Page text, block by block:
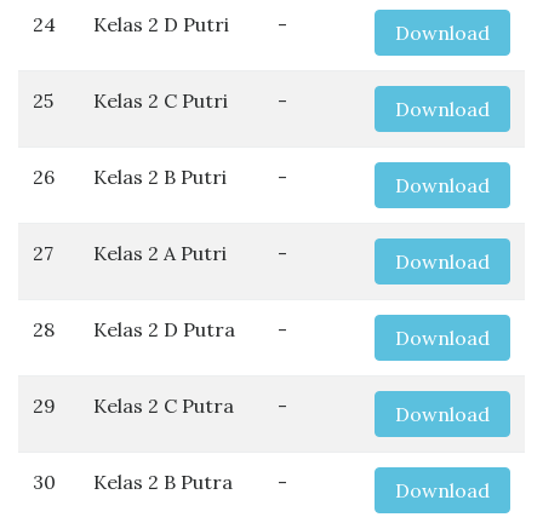
24 Kelas 2 D Putri - Download
25 Kelas 2 C Putri - Download
26 Kelas 2 B Putri - Download
27 Kelas 2 A Putri - Download
28 Kelas 2 D Putra - Download
29 Kelas 2 C Putra - Download
30 Kelas 2 B Putra - Download